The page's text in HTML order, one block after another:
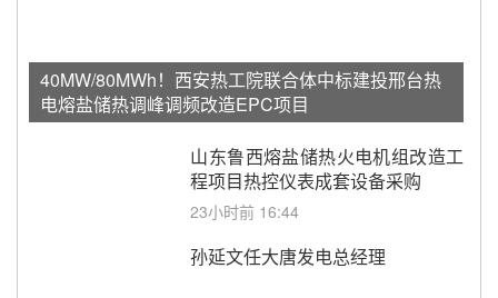
40MW/80MWh！西安热工院联合体中标建投邢台热
电熔盐储热调峰调频改造EPC项目
山东鲁西熔盐储热火电机组改造工
程项目热控仪表成套设备采购
23小时前 16:44
孙延文任大唐发电总经理